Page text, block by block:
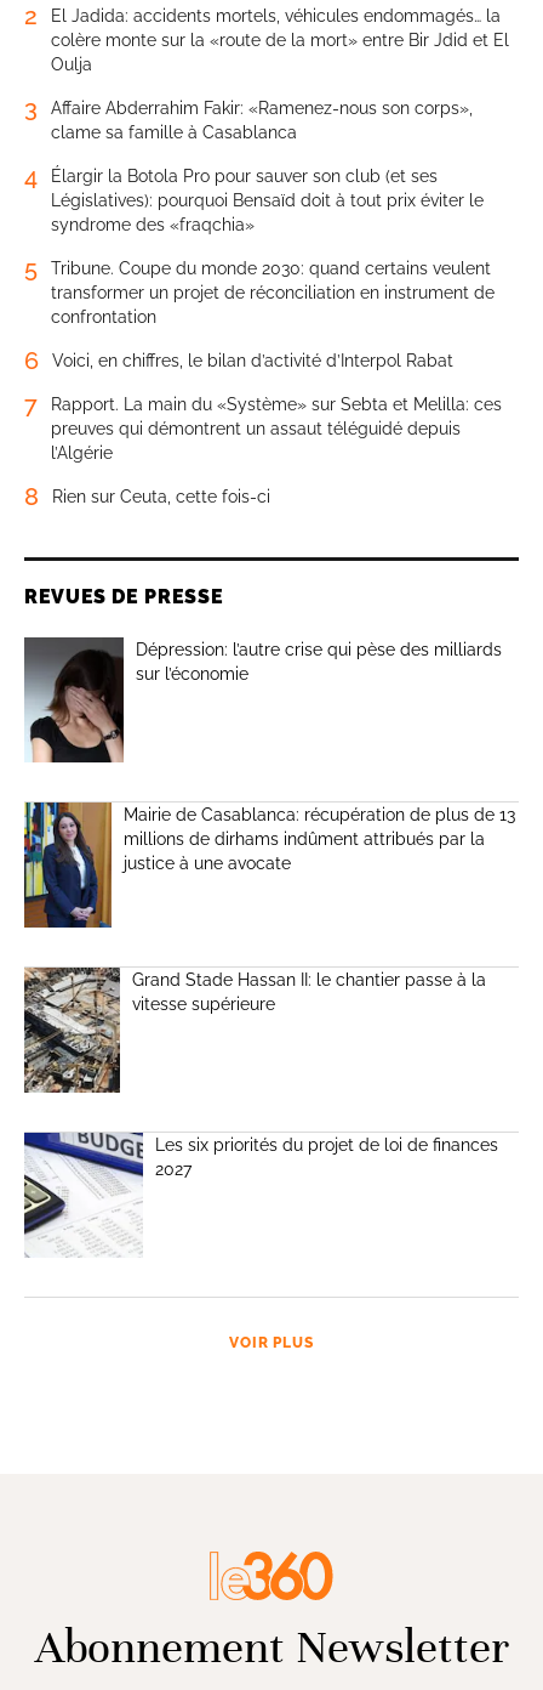
2
El Jadida: accidents mortels, véhicules endommagés… la
colère monte sur la «route de la mort» entre Bir Jdid et El
Oulja
3
Affaire Abderrahim Fakir: «Ramenez-nous son corps»,
clame sa famille à Casablanca
4
Élargir la Botola Pro pour sauver son club (et ses
Législatives): pourquoi Bensaïd doit à tout prix éviter le
syndrome des «fraqchia»
5
Tribune. Coupe du monde 2030: quand certains veulent
transformer un projet de réconciliation en instrument de
confrontation
6 Voici, en chiffres, le bilan d’activité d’Interpol Rabat
7
Rapport. La main du «Système» sur Sebta et Melilla: ces
preuves qui démontrent un assaut téléguidé depuis
l’Algérie
8 Rien sur Ceuta, cette fois-ci
REVUES DE PRESSE
Dépression: l’autre crise qui pèse des milliards
sur l’économie
Mairie de Casablanca: récupération de plus de 13
millions de dirhams indûment attribués par la
justice à une avocate
Grand Stade Hassan II: le chantier passe à la
vitesse supérieure
Les six priorités du projet de loi de finances
2027
VOIR PLUS
Abonnement Newsletter